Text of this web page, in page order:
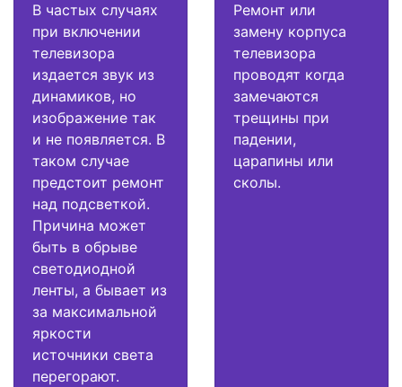
В частых случаях
при включении
телевизора
издается звук из
динамиков, но
изображение так
и не появляется. В
таком случае
предстоит ремонт
над подсветкой.
Причина может
быть в обрыве
светодиодной
ленты, а бывает из
за максимальной
яркости
источники света
перегорают.
Ремонт или
замену корпуса
телевизора
проводят когда
замечаются
трещины при
падении,
царапины или
сколы.